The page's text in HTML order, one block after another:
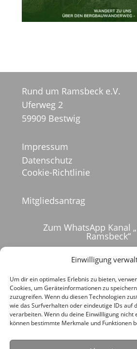
Einwilligung
Um dir ein optimales Erlebnis zu bieten,
Cookies, um Geräteinformationen zu
zuzugreifen. Wenn du diesen Technologien
wie das Surfverhalten oder eindeutige IDs auf
verarbeiten. Wenn du deine Einwillligung nicht
können bestimmte Merkmale und Funktionen
Rund um Ramsbeck e.V.
Uferweg 2
59909 Bestwig
Impressum
Datenschutz
Cookie-Richtlinie
Mitgliedsantrag
Zum WhatsApp Kanal
Ramsbeck“